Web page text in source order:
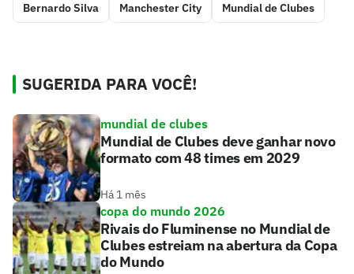
Bernardo Silva Manchester City Mundial de Clubes
SUGERIDA PARA VOCÊ!
mundial de clubes
Mundial de Clubes deve ganhar novo
formato com 48 times em 2029
Há 1 mês
copa do mundo 2026
Rivais do Fluminense no Mundial de
Clubes estreiam na abertura da Copa
do Mundo